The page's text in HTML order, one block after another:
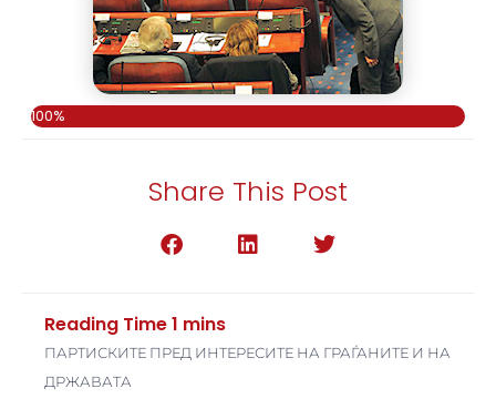
100%
Share This Post
ПАРТИСКИТЕ ПРЕД ИНТЕРЕСИТЕ НА ГРАЃАНИТЕ И НА
ДРЖАВАТА